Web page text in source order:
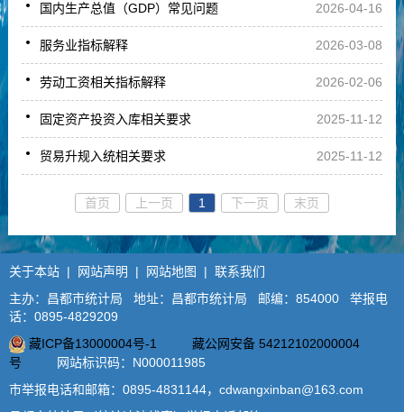
国内生产总值（GDP）常见问题 2026-04-16
服务业指标解释 2026-03-08
劳动工资相关指标解释 2026-02-06
固定资产投资入库相关要求 2025-11-12
贸易升规入统相关要求 2025-11-12
首页 上一页 1 下一页 末页
关于本站 | 网站声明 | 网站地图 | 联系我们
主办：昌都市统计局 地址：昌都市统计局 邮编：854000 举报电
话：0895-4829209
藏ICP备13000004号-1
藏公网安备 54212102000004
号
网站标识码：N000011985
市举报电话和邮箱：0895-4831144，cdwangxinban@163.com